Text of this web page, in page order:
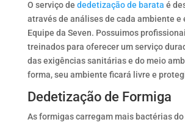
O serviço de dedetização de barata é
através de análises de cada ambiente e
Equipe da Seven. Possuimos
treinados para oferecer um serviço
das exigências sanitárias e do meio
forma, seu ambiente ficará livre e
Dedetização de Formiga
As formigas carregam mais bactérias